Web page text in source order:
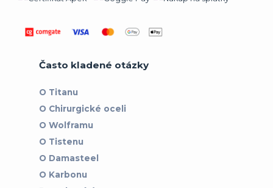
Často kladené otázky
O Titanu
O Chirurgické oceli
O Wolframu
O Tistenu
O Damasteel
O Karbonu